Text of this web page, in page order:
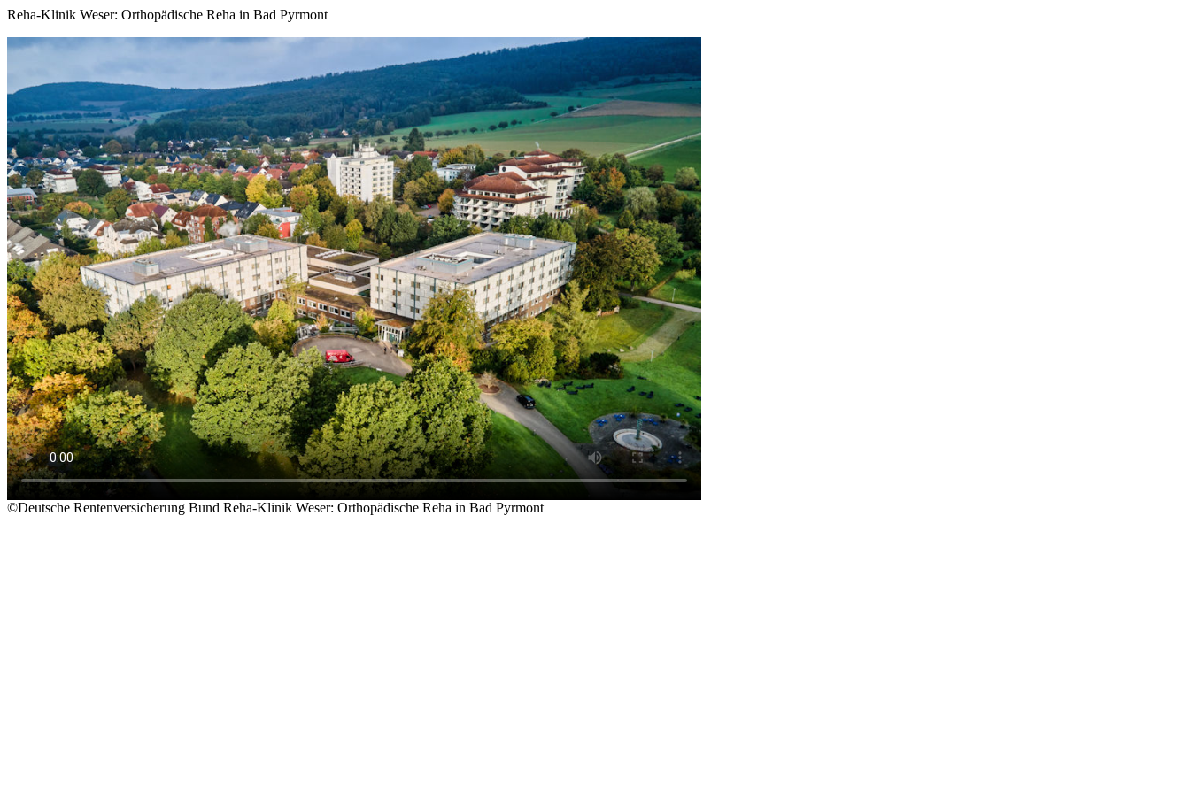
Reha-Klinik Weser: Orthopädische Reha in Bad Pyrmont
©Deutsche Rentenversicherung Bund Reha-Klinik Weser: Orthopädische Reha in Bad Pyrmont